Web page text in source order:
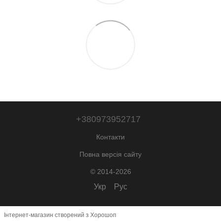
+380973952717
Контакти
Повна версія сайту
© 2014-2026
Укр Рус
Інтернет-магазин створений з Хорошоп